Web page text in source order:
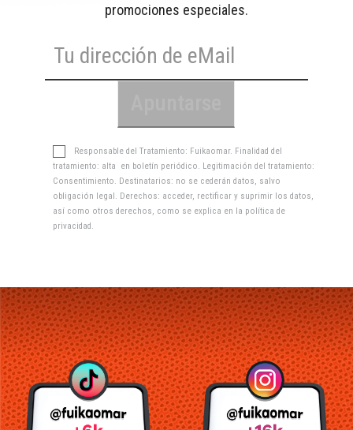
promociones especiales.
Responsable del Tratamiento: Fuikaomar. Finalidad del
tratamiento: alta en boletín periódico. Legitimación del tratamiento:
Consentimiento. Destinatarios: no se cederán datos, salvo
obligación legal. Derechos: acceder, rectificar y suprimir los datos,
así como otros derechos, como se explica en la política de
privacidad.